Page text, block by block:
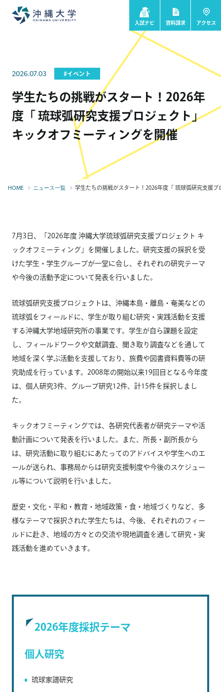
入試ナビ 資料請求 アクセス
2026.07.03 #イベント
学生たちの挑戦がスタート！2026年
度「 琉球弧研究支援プロジェクト」
キックオフミーティングを開催
HOME ニュース一覧 学生たちの挑戦がスタート！2026年度「 琉球弧研究支援プ
7月3日、「2026年度 沖縄大学琉球弧研究支援プロジェクト キ
ックオフミーティング」を開催しました。研究支援の採択を受
けた学生・学生グループが一堂に会し、それぞれの研究テーマ
や今後の活動予定について発表を行いました。
琉球弧研究支援プロジェクトは、沖縄本島・離島・奄美などの
琉球弧をフィールドに、学生が取り組む研究・実践活動を支援
する沖縄大学地域研究所の事業です。学生が自ら課題を設定
し、フィールドワークや文献調査、聞き取り調査などを通して
地域を深く学ぶ活動を支援しており、旅費や図書資料費等の研
究助成を行っています。2008年の開始以来19回目となる今年度
は、個人研究3件、グループ研究12件、計15件を採択しまし
た。
キックオフミーティングでは、各研究代表者が研究テーマや活
動計画について発表を行いました。また、所長・副所長から
は、研究活動に取り組むにあたってのアドバイスや学生へのエ
ールが送られ、事務局からは研究支援制度や今後のスケジュー
ル等について説明を行いました。
歴史・文化・平和・教育・地域政策・食・地域づくりなど、多
様なテーマで採択された学生たちは、今後、それぞれのフィー
ルドに赴き、地域の方々との交流や現地調査を通して研究・実
践活動を進めていきます。
2026年度採択テーマ
個人研究
琉球家譜研究